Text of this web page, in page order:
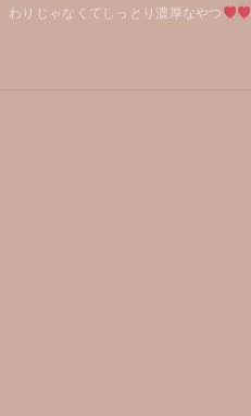
わりじゃなくてしっとり濃厚なやつ